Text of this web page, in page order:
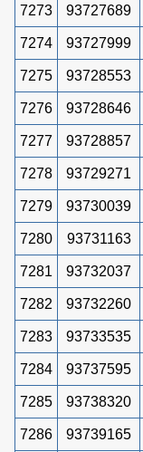
7273 93727689
7274 93727999
7275 93728553
7276 93728646
7277 93728857
7278 93729271
7279 93730039
7280 93731163
7281 93732037
7282 93732260
7283 93733535
7284 93737595
7285 93738320
7286 93739165